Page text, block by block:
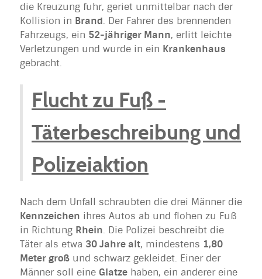
die Kreuzung fuhr, geriet unmittelbar nach der
Kollision in Brand. Der Fahrer des brennenden
Fahrzeugs, ein 52-jähriger Mann, erlitt leichte
Verletzungen und wurde in ein Krankenhaus
gebracht.
Flucht zu Fuß -
Täterbeschreibung und
Polizeiaktion
Nach dem Unfall schraubten die drei Männer die
Kennzeichen ihres Autos ab und flohen zu Fuß
in Richtung Rhein. Die Polizei beschreibt die
Täter als etwa 30 Jahre alt, mindestens 1,80
Meter groß und schwarz gekleidet. Einer der
Männer soll eine Glatze haben, ein anderer eine